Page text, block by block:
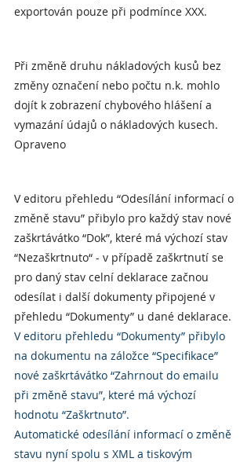
exportován pouze při podmínce XXX.
Při změně druhu nákladových kusů bez
změny označení nebo počtu n.k. mohlo
dojít k zobrazení chybového hlášení a
vymazání údajů o nákladových kusech.
Opraveno
V editoru přehledu “Odesílání informací o
změně stavu” přibylo pro každý stav nové
zaškrtávátko “Dok”, které má výchozí stav
“Nezaškrtnuto“ - v případě zaškrtnutí se
pro daný stav celní deklarace začnou
odesílat i další dokumenty připojené v
přehledu “Dokumenty” u dané deklarace.
V editoru přehledu “Dokumenty” přibylo
na dokumentu na záložce “Specifikace”
nové zaškrtávátko “Zahrnout do emailu
při změně stavu”, které má výchozí
hodnotu “Zaškrtnuto”.
Automatické odesílání informací o změně
stavu nyní spolu s XML a tiskovým